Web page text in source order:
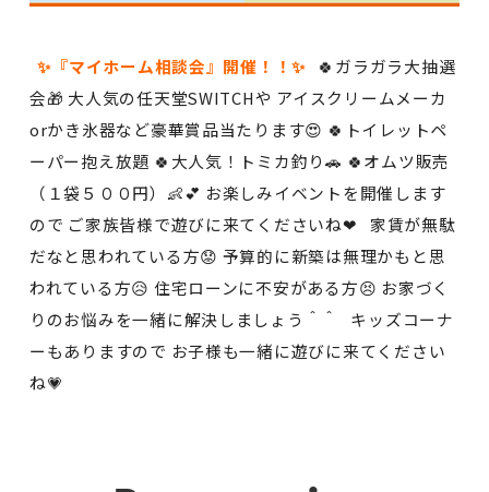
✨『マイホーム相談会』開催！！✨ 🍀ガラガラ大抽選
会🎁 大人気の任天堂SWITCHや アイスクリームメーカ
orかき氷器など豪華賞品当たります😍 🍀トイレットペ
ーパー抱え放題 🍀大人気！トミカ釣り🚗 🍀オムツ販売
（１袋５００円）👶💕 お楽しみイベントを開催します
ので ご家族皆様で遊びに来てくださいね❤ 家賃が無駄
だなと思われている方😟 予算的に新築は無理かもと思
われている方😥 住宅ローンに不安がある方😣 お家づく
りのお悩みを一緒に解決しましょう＾＾ キッズコーナ
ーもありますので お子様も一緒に遊びに来てください
ね💗